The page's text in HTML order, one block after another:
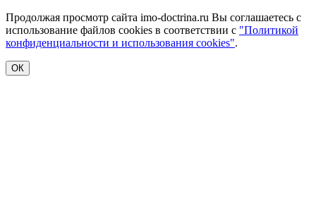
Продолжая просмотр сайта imo-doctrina.ru Вы соглашаетесь с
использование файлов cookies в соответствии с "Политикой
конфиденциальности и использования cookies".
ОК